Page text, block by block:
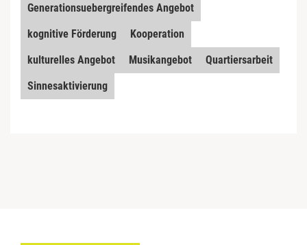
Generationsuebergreifendes Angebot
kognitive Förderung
Kooperation
kulturelles Angebot
Musikangebot
Quartiersarbeit
Sinnesaktivierung